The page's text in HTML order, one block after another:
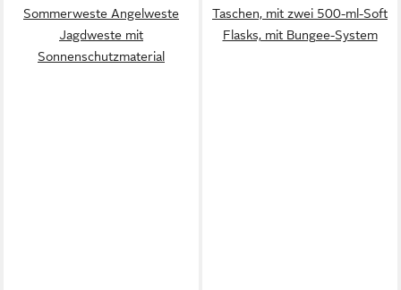
Sommerweste Angelweste
Jagdweste mit
Sonnenschutzmaterial
Taschen, mit zwei 500-ml-Soft
Flasks, mit Bungee-System